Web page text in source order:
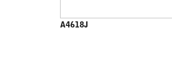
A4618J